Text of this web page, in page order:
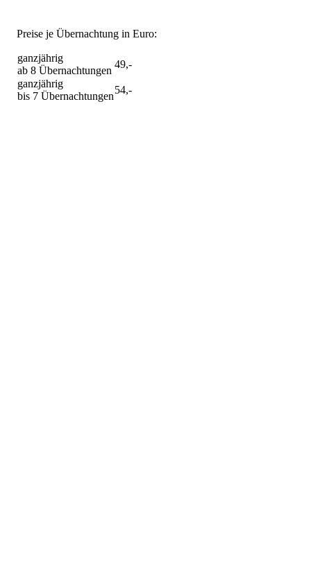
Preise je Übernachtung in Euro:
ganzjährig
ab 8 Übernachtungen
49,-
ganzjährig
bis 7 Übernachtungen
54,-